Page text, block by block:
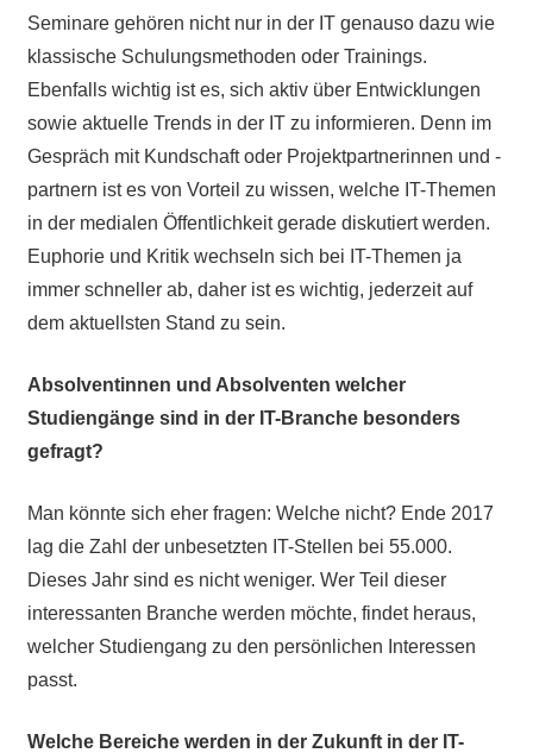
Seminare gehören nicht nur in der IT genauso dazu wie
klassische Schulungsmethoden oder Trainings.
Ebenfalls wichtig ist es, sich aktiv über Entwicklungen
sowie aktuelle Trends in der IT zu informieren. Denn im
Gespräch mit Kundschaft oder Projektpartnerinnen und -
partnern ist es von Vorteil zu wissen, welche IT-Themen
in der medialen Öffentlichkeit gerade diskutiert werden.
Euphorie und Kritik wechseln sich bei IT-Themen ja
immer schneller ab, daher ist es wichtig, jederzeit auf
dem aktuellsten Stand zu sein.
Absolventinnen und Absolventen welcher
Studiengänge sind in der IT-Branche besonders
gefragt?
Man könnte sich eher fragen: Welche nicht? Ende 2017
lag die Zahl der unbesetzten IT-Stellen bei 55.000.
Dieses Jahr sind es nicht weniger. Wer Teil dieser
interessanten Branche werden möchte, findet heraus,
welcher Studiengang zu den persönlichen Interessen
passt.
Welche Bereiche werden in der Zukunft in der IT-